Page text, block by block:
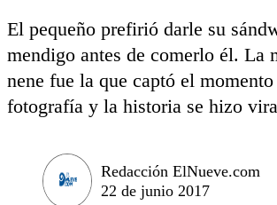
El pequeño prefirió darle su
mendigo antes de comerlo él. La
nene fue la que captó el
fotografía y la historia se hizo
Redacción ElNueve.com
22 de junio 2017